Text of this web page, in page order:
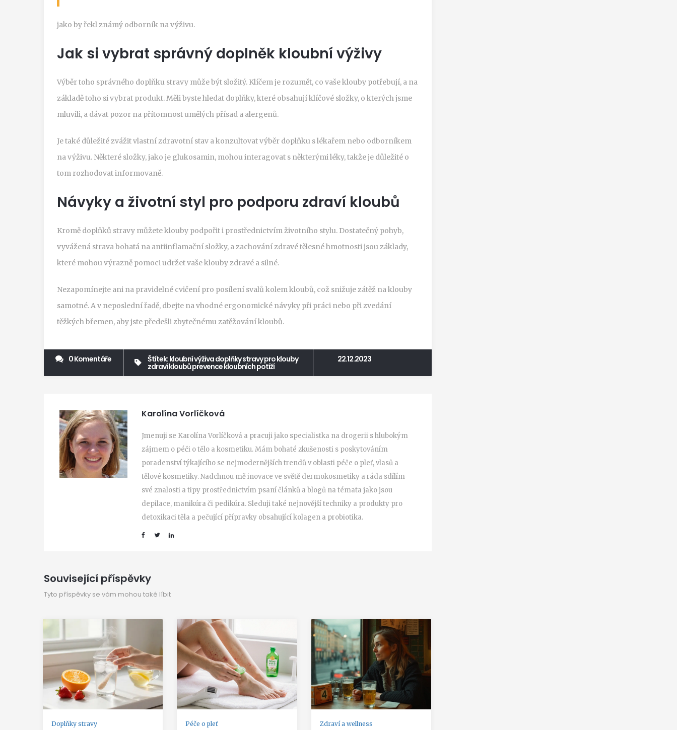
jako by řekl známý odborník na výživu.
Jak si vybrat správný doplněk kloubní výživy
Výběr toho správného doplňku stravy může být složitý. Klíčem je rozumět, co vaše klouby potřebují, a na
základě toho si vybrat produkt. Měli byste hledat doplňky, které obsahují klíčové složky, o kterých jsme
mluvili, a dávat pozor na přítomnost umělých přísad a alergenů.
Je také důležité zvážit vlastní zdravotní stav a konzultovat výběr doplňku s lékařem nebo odborníkem
na výživu. Některé složky, jako je glukosamin, mohou interagovat s některými léky, takže je důležité o
tom rozhodovat informovaně.
Návyky a životní styl pro podporu zdraví kloubů
Kromě doplňků stravy můžete klouby podpořit i prostřednictvím životního stylu. Dostatečný pohyb,
vyvážená strava bohatá na antiinflamační složky, a zachování zdravé tělesné hmotnosti jsou základy,
které mohou výrazně pomoci udržet vaše klouby zdravé a silné.
Nezapomínejte ani na pravidelné cvičení pro posílení svalů kolem kloubů, což snižuje zátěž na klouby
samotné. A v neposlední řadě, dbejte na vhodné ergonomické návyky při práci nebo při zvedání
těžkých břemen, aby jste předešli zbytečnému zatěžování kloubů.
0 Komentáře Štítek:kloubní výživadoplňky stravy pro klouby
zdraví kloubůprevence kloubních potíží
22.12.2023
Karolína Vorlíčková
Jmenuji se Karolína Vorlíčková a pracuji jako specialistka na drogerii s hlubokým
zájmem o péči o tělo a kosmetiku. Mám bohaté zkušenosti s poskytováním
poradenství týkajícího se nejmodernějších trendů v oblasti péče o pleť, vlasů a
tělové kosmetiky. Nadchnou mě inovace ve světě dermokosmetiky a ráda sdílím
své znalosti a tipy prostřednictvím psaní článků a blogů na témata jako jsou
depilace, manikúra či pedikúra. Sleduji také nejnovější techniky a produkty pro
detoxikaci těla a pečující přípravky obsahující kolagen a probiotika.
Související příspěvky
Tyto příspěvky se vám mohou také líbit
Doplňky stravy Péče o pleť Zdraví a wellness